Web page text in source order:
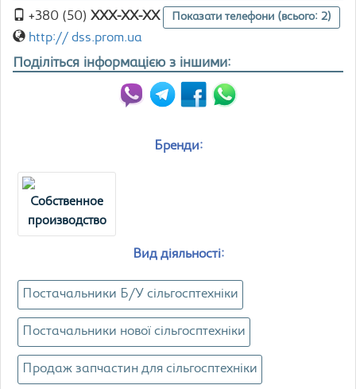
+380 (50) XXX-XX-XX Показати телефони (всього: 2)
http:// dss.prom.ua
Поділіться інформацією з іншими:
Бренди:
Собственное
производство
Вид діяльності:
Постачальники Б/У сільгосптехніки
Постачальники нової сільгосптехніки
Продаж запчастин для сільгосптехніки